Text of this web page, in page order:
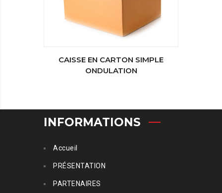
CAISSE EN CARTON SIMPLE
ONDULATION
INFORMATIONS
Accueil
PRÉSENTATION
PARTENAIRES